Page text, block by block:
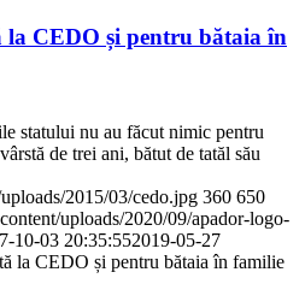
la CEDO și pentru bătaia în
statului nu au făcut nimic pentru
de trei ani, bătut de tatăl său
2015/03/cedo.jpg 360 650
uploads/2020/09/apador-logo-
10-03 20:35:552019-05-27
la CEDO și pentru bătaia în familie